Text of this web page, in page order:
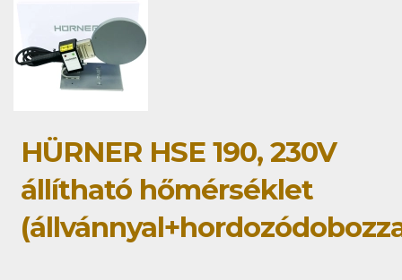
HÜRNER HSE 190, 230V
állítható hőmérséklet